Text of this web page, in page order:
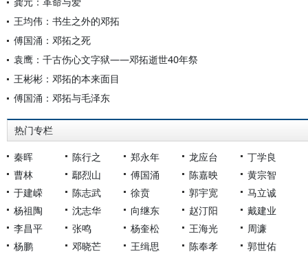
王均伟：书生之外的邓拓
傅国涌：邓拓之死
袁鹰：千古伤心文字狱——邓拓逝世40年祭
王彬彬：邓拓的本来面目
傅国涌：邓拓与毛泽东
热门专栏
秦晖 陈行之 郑永年 龙应台
丁学良
曹林
鄢烈山 傅国涌 陈嘉映
黄宗智
于建嵘
陈志武 徐贲 郭宇宽
马立诚
杨祖陶
沈志华 向继东 赵汀阳
戴建业
李昌平
张鸣 杨奎松 王海光
周濂
杨鹏
邓晓芒 王缉思 陈奉孝 郭世佑